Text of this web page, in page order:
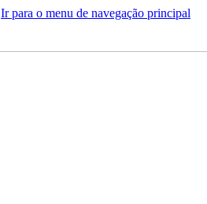
Ir para o menu de navegação principal